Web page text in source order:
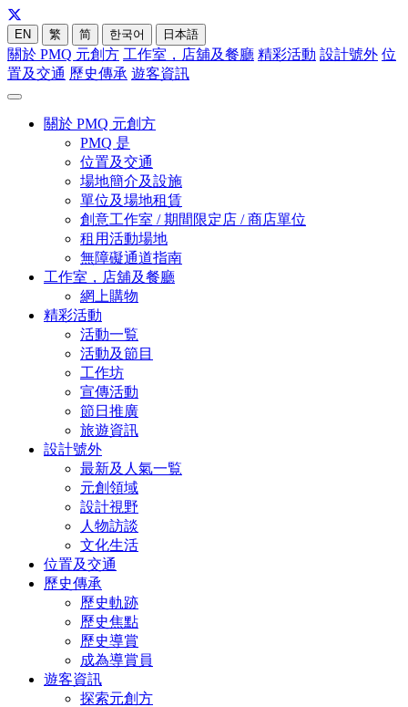
EN 繁 简 한국어 日本語
關於 PMQ 元創方 工作室，店舖及餐廳 精彩活動 設計號外 位
置及交通 歷史傳承 遊客資訊
關於 PMQ 元創方
PMQ 是
位置及交通
場地簡介及設施
單位及場地租賃
創意工作室 / 期間限定店 / 商店單位
租用活動場地
無障礙通道指南
工作室，店舖及餐廳
網上購物
精彩活動
活動一覧
活動及節目
工作坊
宣傳活動
節日推廣
旅遊資訊
設計號外
最新及人氣一覧
元創領域
設計視野
人物訪談
文化生活
位置及交通
歷史傳承
歷史軌跡
歷史焦點
歷史導賞
成為導賞員
遊客資訊
探索元創方